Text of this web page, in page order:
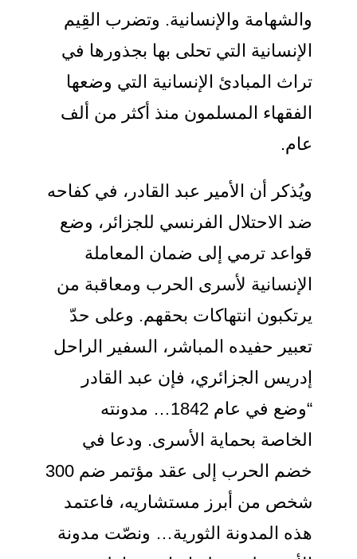
والإنسانية. وتضرب القِيم
التي تحلى بها بجذورها في
المبادئ الإنسانية التي وضعها
المسلمون منذ أكثر من ألف
أن الأمير عبد القادر، في كفاحه
الاحتلال الفرنسي للجزائر، وضع
ترمي إلى ضمان المعاملة
لأسرى الحرب ومعاقبة من
انتهاكات بحقهم. وعلى حدّ
حفيده المباشر، السفير الراحل
الجزائري، فإن عبد القادر
“وضع في عام 1842… مدونته
بحماية الأسرى. ودعا في
خضم الحرب إلى عقد مؤتمر ضم 300
من أبرز مستشاريه، فاعتمد
المدونة الثورية… ونصّت مدونة